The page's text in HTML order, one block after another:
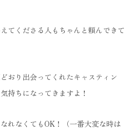
てくださる人もちゃんと頼んできて
おり出会ってくれたキャスティン
持ちになってきますよ！
れなくてもOK！（一番大変な時は